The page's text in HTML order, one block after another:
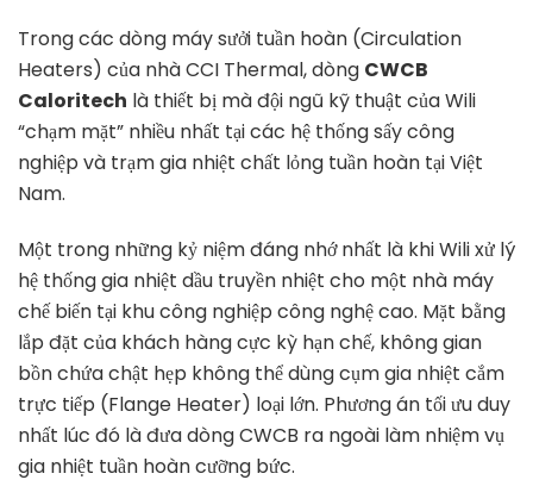
Trong các dòng máy sưởi tuần hoàn (Circulation
Heaters) của nhà CCI Thermal, dòng CWCB
Caloritech là thiết bị mà đội ngũ kỹ thuật của Wili
“chạm mặt” nhiều nhất tại các hệ thống sấy công
nghiệp và trạm gia nhiệt chất lỏng tuần hoàn tại Việt
Nam.
Một trong những kỷ niệm đáng nhớ nhất là khi Wili xử lý
hệ thống gia nhiệt dầu truyền nhiệt cho một nhà máy
chế biến tại khu công nghiệp công nghệ cao. Mặt bằng
lắp đặt của khách hàng cực kỳ hạn chế, không gian
bồn chứa chật hẹp không thể dùng cụm gia nhiệt cắm
trực tiếp (Flange Heater) loại lớn. Phương án tối ưu duy
nhất lúc đó là đưa dòng CWCB ra ngoài làm nhiệm vụ
gia nhiệt tuần hoàn cưỡng bức.